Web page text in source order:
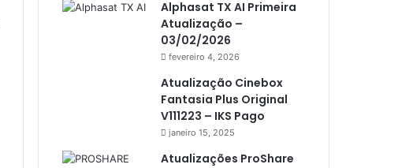
Athomics i3
Athomics i3 Bold
Athomics Inspire Qi
Athomics inspire Qi Compact
Athomics Inspire Qi Lite
Alphasat TX AI Primeira
Atualização –
03/02/2026
fevereiro 4, 2026
Atualização Cinebox
Fantasia Plus Original
V111223 – IKS Pago
janeiro 15, 2025
Atualizações ProShare